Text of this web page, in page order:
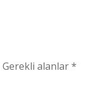
Gerekli alanlar*